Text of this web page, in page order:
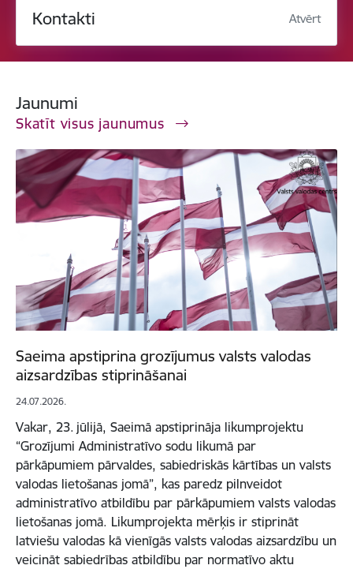
Kontakti Atvērt
Jaunumi
Skatīt visus jaunumus
Saeima apstiprina grozījumus valsts valodas
aizsardzības stiprināšanai
24.07.2026.
Vakar, 23. jūlijā, Saeimā apstiprināja likumprojektu
“Grozījumi Administratīvo sodu likumā par
pārkāpumiem pārvaldes, sabiedriskās kārtības un valsts
valodas lietošanas jomā”, kas paredz pilnveidot
administratīvo atbildību par pārkāpumiem valsts valodas
lietošanas jomā. Likumprojekta mērķis ir stiprināt
latviešu valodas kā vienīgās valsts valodas aizsardzību un
veicināt sabiedrības atbildību par normatīvo aktu